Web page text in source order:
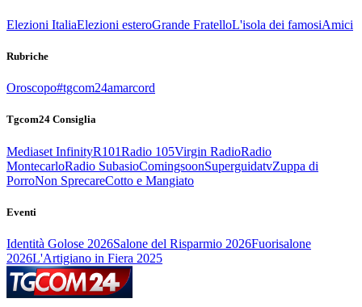
Elezioni ItaliaElezioni esteroGrande FratelloL'isola dei famosiAmici
Rubriche
Oroscopo#tgcom24amarcord
Tgcom24 Consiglia
Mediaset InfinityR101Radio 105Virgin RadioRadio
MontecarloRadio SubasioComingsoonSuperguidatvZuppa di
PorroNon SprecareCotto e Mangiato
Eventi
Identità Golose 2026Salone del Risparmio 2026Fuorisalone
2026L'Artigiano in Fiera 2025